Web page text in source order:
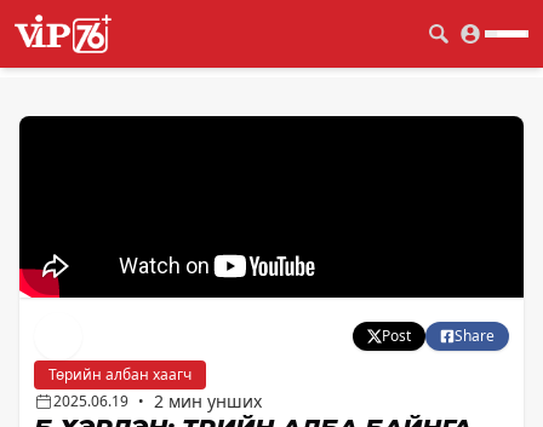
Post
Share
Төрийн албан хаагч
2025.06.19 • 2 мин унших